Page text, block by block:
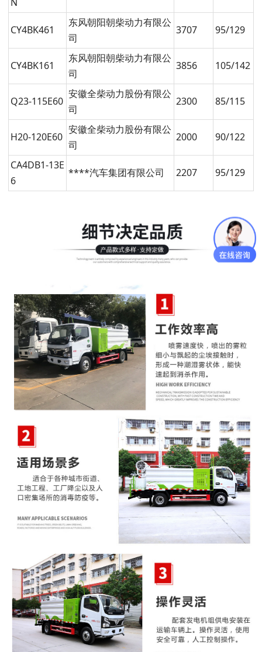
CY4BK461
东风朝阳朝柴动力有限公
司
3707 95/129
CY4BK161
东风朝阳朝柴动力有限公
司
3856 105/142
Q23-115E60
安徽全柴动力股份有限公
司
2300 85/115
H20-120E60
安徽全柴动力股份有限公
司
2000 90/122
CA4DB1-13E
6
****汽车集团有限公司 2207 95/129